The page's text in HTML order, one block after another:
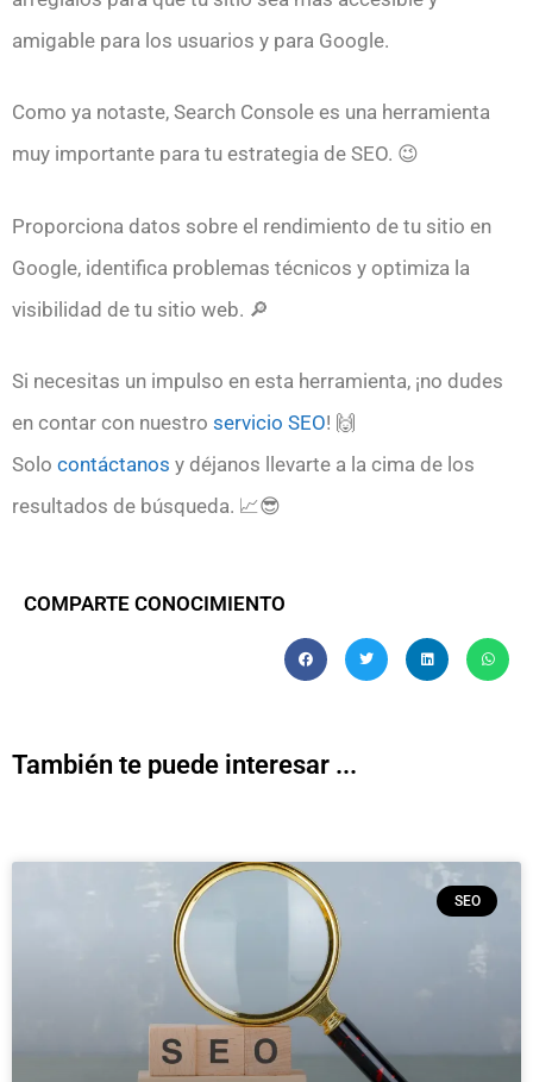
amigable para los usuarios y para Google.
Como ya notaste, Search Console es una herramienta
muy importante para tu estrategia de SEO. 😉
Proporciona datos sobre el rendimiento de tu sitio en
Google, identifica problemas técnicos y optimiza la
visibilidad de tu sitio web. 🔎
Si necesitas un impulso en esta herramienta, ¡no dudes
en contar con nuestro servicio SEO! 🙌
Solo contáctanos y déjanos llevarte a la cima de los
resultados de búsqueda. 📈😎
COMPARTE CONOCIMIENTO
También te puede interesar ...
SEO